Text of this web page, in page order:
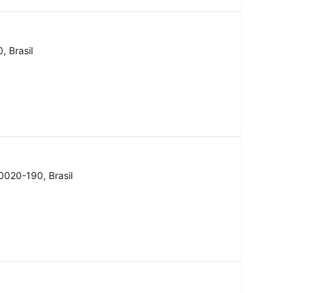
Brasil
190, Brasil